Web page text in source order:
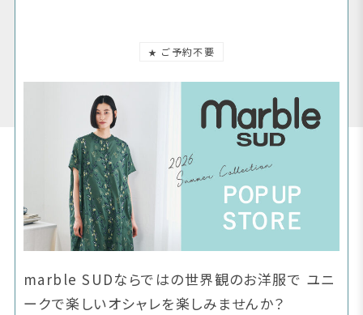
★ ご予約不要
marble SUDならではの世界観のお洋服で ユニ
ークで楽しいオシャレを楽しみませんか？